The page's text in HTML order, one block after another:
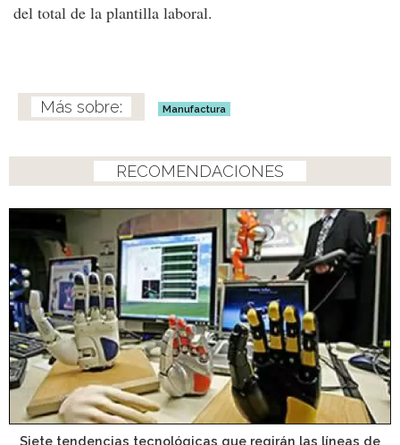
del total de la plantilla laboral.
Manufactura
RECOMENDACIONES
Siete tendencias tecnológicas que regirán las líneas de